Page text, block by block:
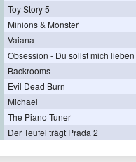
Toy Story 5
Minions & Monster
Vaiana
Obsession - Du sollst mich lieben
Backrooms
Evil Dead Burn
Michael
The Piano Tuner
Der Teufel trägt Prada 2